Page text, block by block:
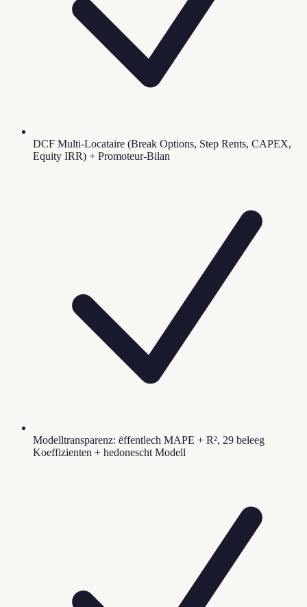
DCF Multi-Locataire (Break Options, Step Rents, CAPEX,
Equity IRR) + Promoteur-Bilan
Modelltransparenz: ëffentlech MAPE + R², 29 beleeg
Koeffizienten + hedonescht Modell